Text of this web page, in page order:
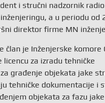
i stručni nadzornik
a u periodu od
direktor firme MN
član je Inženjerske komore
licencu za izradu tehničke
građenje objekata jake
tehničke dokumentacije i
objekata za fazu